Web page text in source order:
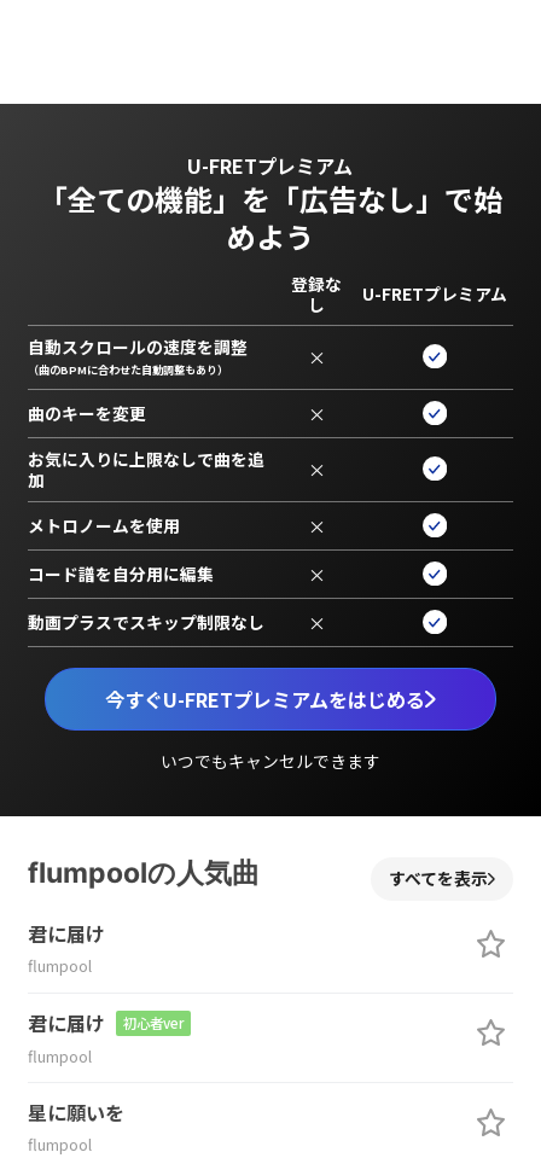
U-FRETプレミアム
「全ての機能」を 「広告なし」で始
めよう
今すぐU-FRETプレミアムをはじめる
いつでもキャンセルできます
登録な
し
U-FRETプレミアム
自動スクロールの速度を調整
（曲のBPMに合わせた自動調整もあり） ×
曲のキーを変更 ×
お気に入りに上限なしで曲を追
加
×
メトロノームを使用 ×
コード譜を自分用に編集 ×
動画プラスでスキップ制限なし ×
flumpoolの人気曲 すべてを表示
君に届け
flumpool
君に届け 初心者ver
flumpool
星に願いを
flumpool